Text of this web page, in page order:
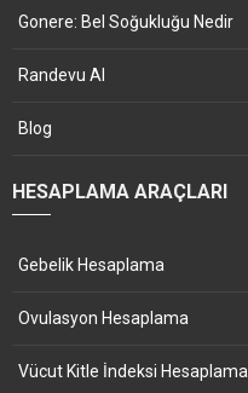
Gonere: Bel Soğukluğu Nedir
Randevu Al
Blog
HESAPLAMA ARAÇLARI
Gebelik Hesaplama
Ovulasyon Hesaplama
Vücut Kitle İndeksi Hesaplama